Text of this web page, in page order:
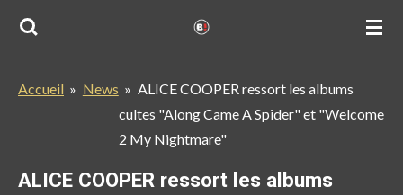
Passer
principal
Accueil » News » ALICE COOPER ressort les albums
cultes "Along Came A Spider" et "Welcome
2 My Nightmare"
ALICE COOPER ressort les albums